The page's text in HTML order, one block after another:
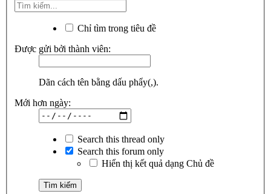
Chỉ tìm trong tiêu đề
Được gửi bởi thành viên:
Dãn cách tên bằng dấu phẩy(,).
Mới hơn ngày:
Search this thread only
Search this forum only
Hiển thị kết quả dạng Chủ đề